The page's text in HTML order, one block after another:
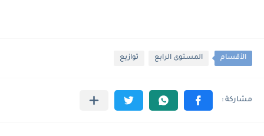
الأقسام المستوى الرابع توازيع